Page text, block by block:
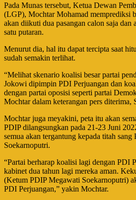
Pada Munas tersebut, Ketua Dewan
(LGP), Mochtar Mohamad memprediksi
akan diikuti dua pasangan calon saja dan
satu putaran.
Menurut dia, hal itu dapat tercipta saat
sudah semakin terlihat.
“Melihat skenario koalisi besar partai
Jokowi dipimpin PDI Perjuangan dan
dengan partai oposisi seperti partai
Mochtar dalam keterangan pers diterima,
Mochtar juga meyakini, peta itu akan
PDIP dilangsungkan pada 21-23 Juni
semua akan tergantung kepada titah
Soekarnoputri.
“Partai berharap koalisi lagi dengan PDI
kabinet dua tahun lagi mereka aman.
(Ketum PDIP Megawati Soekarnoputri)
PDI Perjuangan,” yakin Mochtar.